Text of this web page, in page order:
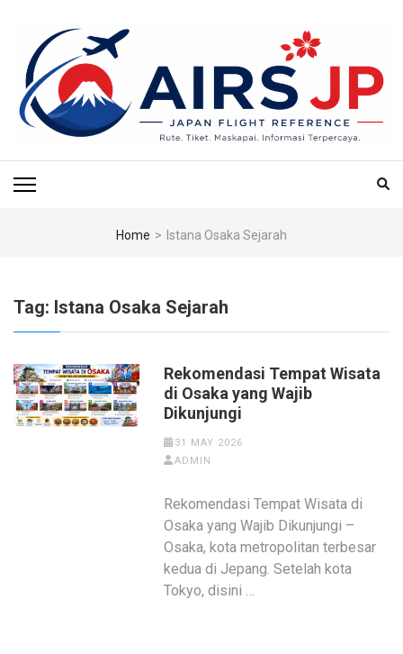
content
(Press
Enter)
AIRS JP – PUSAT
REFERENSI
PENERBANGAN & TIKET
Jepang, Air BnB Jepang,
Home > Istana Osaka Sejarah
Tag: Istana Osaka Sejarah
Rekomendasi Tempat Wisata
di Osaka yang Wajib
Dikunjungi
31 MAY 2026
ADMIN
Rekomendasi Tempat Wisata di
Osaka yang Wajib Dikunjungi –
Osaka, kota metropolitan terbesar
kedua di Jepang. Setelah kota
Tokyo, disini …